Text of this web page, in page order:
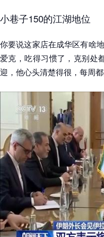
小巷子150的江湖地位
你要说这家店在成华区有啥
爱克，吃得习惯了，克别处
迎，他心头清楚得很，每周